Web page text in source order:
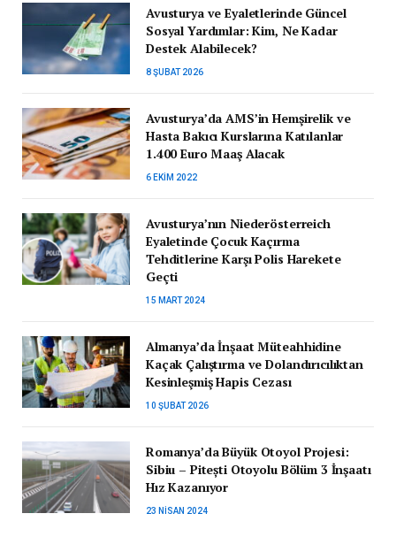
Avusturya ve Eyaletlerinde Güncel
Sosyal Yardımlar: Kim, Ne Kadar
Destek Alabilecek?
8 ŞUBAT 2026
Avusturya’da AMS’in Hemşirelik ve
Hasta Bakıcı Kurslarına Katılanlar
1.400 Euro Maaş Alacak
6 EKIM 2022
Avusturya’nın Niederösterreich
Eyaletinde Çocuk Kaçırma
Tehditlerine Karşı Polis Harekete
Geçti
15 MART 2024
Almanya’da İnşaat Müteahhidine
Kaçak Çalıştırma ve Dolandırıcılıktan
Kesinleşmiş Hapis Cezası
10 ŞUBAT 2026
Romanya’da Büyük Otoyol Projesi:
Sibiu – Pitești Otoyolu Bölüm 3 İnşaatı
Hız Kazanıyor
23 NISAN 2024